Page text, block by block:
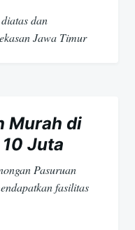
dan
Jawa Timur
Murah di
Juta
Pasuruan
fasilitas